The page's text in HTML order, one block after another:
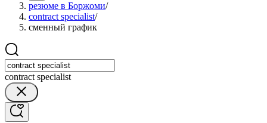
резюме в Боржоми/
contract specialist/
сменный график
contract specialist